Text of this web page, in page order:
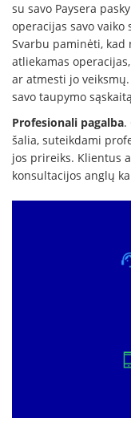
su savo Paysera
operacijas savo
Svarbu paminėti, kad
atliekamas
ar atmesti jo
savo taupymo
Profesionali pagalba.
šalia, suteikdami
jos prireiks. Klientus
konsultacijos anglų